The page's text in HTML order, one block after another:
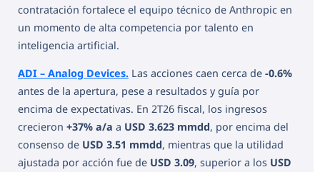
contratación fortalece el equipo técnico de Anthropic en
un momento de alta competencia por talento en
inteligencia artificial.
ADI – Analog Devices. Las acciones caen cerca de -0.6%
antes de la apertura, pese a resultados y guía por
encima de expectativas. En 2T26 fiscal, los ingresos
crecieron +37% a/a a USD 3.623 mmdd, por encima del
consenso de USD 3.51 mmdd, mientras que la utilidad
ajustada por acción fue de USD 3.09, superior a los USD